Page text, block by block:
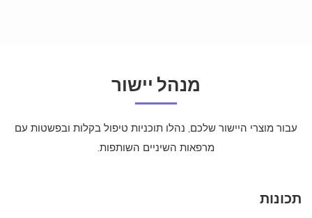
מנהל יישור
עבור מוצרי היישור שלכם, נהלו תוכניות טיפול בקלות ובפשטות עם
מרפאות השיניים השותפות.
תכונות